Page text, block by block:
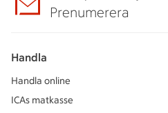
Prenumerera
Handla
Handla online
ICAs matkasse